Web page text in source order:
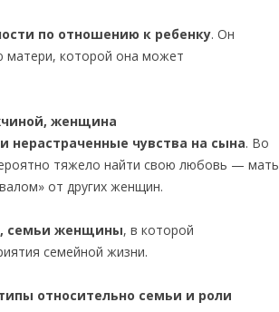
по отношению к ребенку. Он
матери, которой она может
женщина
нерастраченные чувства на сына. Во
тяжело найти свою любовь — мать
от других женщин.
семьи женщины, в которой
семейной жизни.
относительно семьи и роли